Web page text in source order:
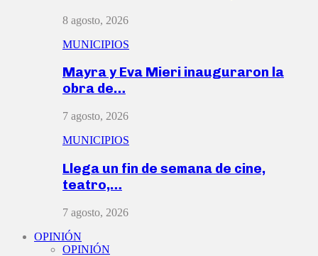
8 agosto, 2026
MUNICIPIOS
Mayra y Eva Mieri inauguraron la
obra de…
7 agosto, 2026
MUNICIPIOS
Llega un fin de semana de cine,
teatro,…
7 agosto, 2026
OPINIÓN
OPINIÓN